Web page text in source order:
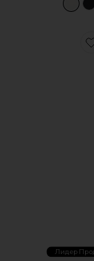
Лидер